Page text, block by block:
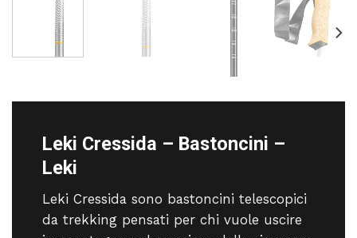
Leki Cressida – Bastoncini –
Leki
Leki Cressida sono bastoncini telescopici
da trekking pensati per chi vuole uscire